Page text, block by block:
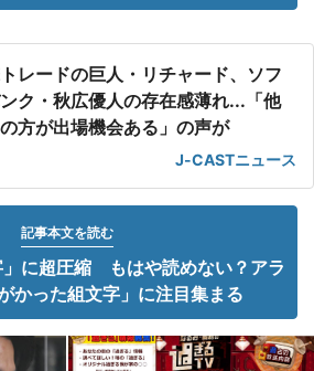
レードの巨人・リチャード、ソフ
ンク・秋広優人の存在感薄れ...「他
方が出場機会ある」の声が
J-CASTニュース
記事本文を読む
に超圧縮 もはや読めない？アラ
かった組文字」に注目集まる